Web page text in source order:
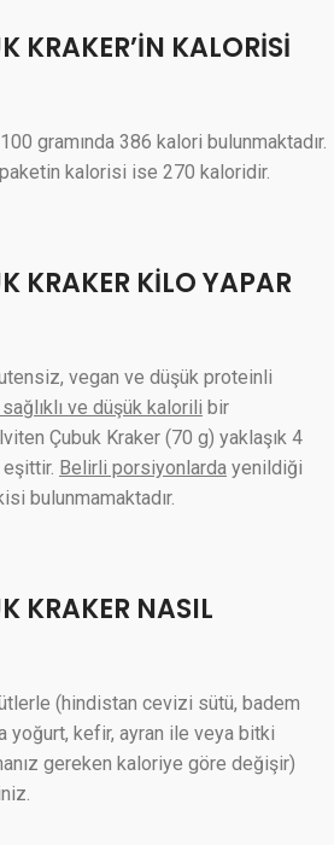
KRAKER’İN KALORİSİ
gramında 386 kalori bulunmaktadır.
kalorisi ise 270 kaloridir.
KRAKER KİLO YAPAR
vegan ve düşük proteinli
ve düşük kalorili bir
Çubuk Kraker (70 g) yaklaşık 4
Belirli porsiyonlarda yenildiği
bulunmamaktadır.
KRAKER NASIL
(hindistan cevizi sütü, badem
yoğurt, kefir, ayran ile veya bitki
gereken kaloriye göre değişir)